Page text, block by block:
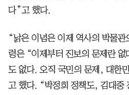
다”고 했다.
“낡은 이념은 이제 역사의 박물
령은 “이제부터 진보의 문제란 없
도 없다. 오직 국민의 문제, 대한
고 했다. “박정희 정책도, 김대중